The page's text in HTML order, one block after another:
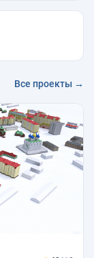
Все проекты →